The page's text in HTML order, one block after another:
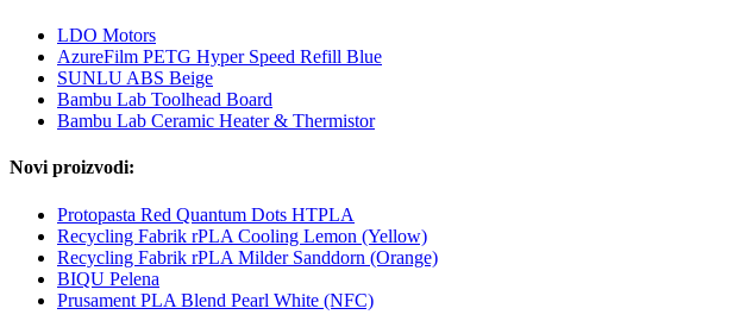
LDO Motors
AzureFilm PETG Hyper Speed Refill Blue
SUNLU ABS Beige
Bambu Lab Toolhead Board
Bambu Lab Ceramic Heater & Thermistor
Novi proizvodi:
Protopasta Red Quantum Dots HTPLA
Recycling Fabrik rPLA Cooling Lemon (Yellow)
Recycling Fabrik rPLA Milder Sanddorn (Orange)
BIQU Pelena
Prusament PLA Blend Pearl White (NFC)